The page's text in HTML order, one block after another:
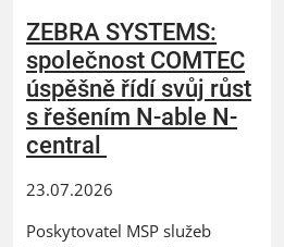
ZEBRA SYSTEMS:
společnost COMTEC
úspěšně řídí svůj růst
s řešením N-able N-
central
23.07.2026
Poskytovatel MSP služeb